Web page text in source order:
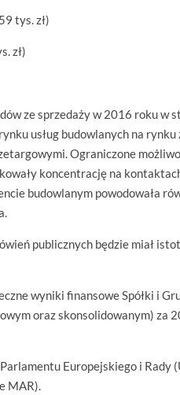
tys. zł)
zł)
ze sprzedaży w 2016 roku w
usług budowlanych na
Ograniczone
koncentrację na
budowlanym powodowała
publicznych będzie miał
wyniki finansowe Spółki i
oraz skonsolidowanym) za
Europejskiego i
MAR).